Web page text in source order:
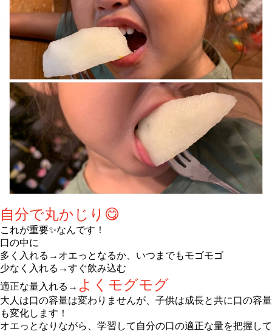
自分で丸かじり😋
これが重要✨なんです！
口の中に
多く入れる→オエっとなるか、いつまでもモゴモゴ
少なく入れる→すぐ飲み込む
適正な量入れる→ よくモグモグ
大人は口の容量は変わりませんが、子供は成長と共に口の容量
も変化します！
オエっとなりながら、学習して自分の口の適正な量を把握して